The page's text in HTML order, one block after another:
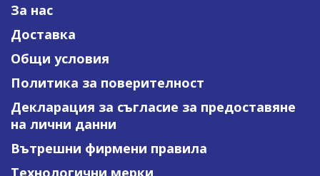
За нас
Доставка
Общи условия
Политика за поверителност
Декларация за съгласие за предоставяне
на лични данни
Вътрешни фирмени правила
Технологични мерки